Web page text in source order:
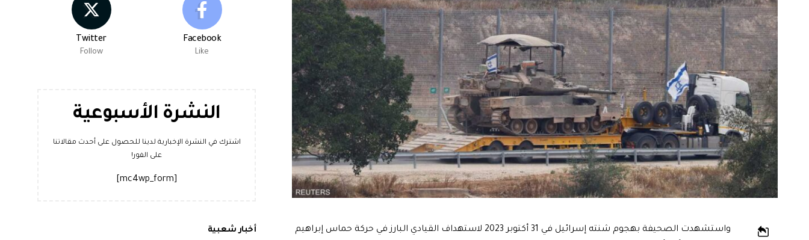
واستشهدت الصحيفة بهجوم شنته إسرائيل في 31 أكتوبر 2023 لاستهداف القيادي البارز في حركة حماس إبراهيم
Facebook
Like
Twitter
Follow
النشرة الأسبوعية
اشترك في النشرة الإخبارية لدينا للحصول على أحدث مقالاتنا
على الفور!
[mc4wp_form]
أخبار شعبية